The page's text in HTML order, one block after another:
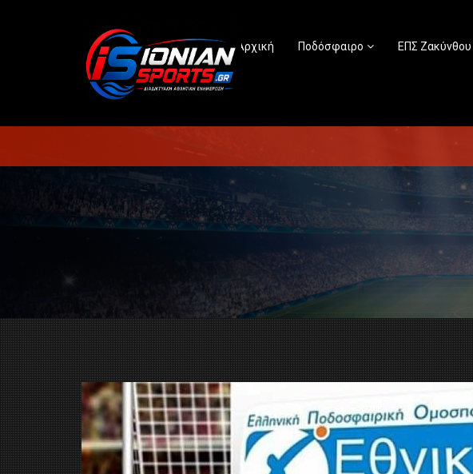
Αρχική Ποδόσφαιρο ΕΠΣ Ζακύνθου